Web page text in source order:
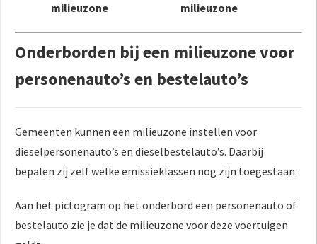
milieuzone
milieuzone
Onderborden bij een milieuzone voor
personenauto’s en bestelauto’s
Gemeenten kunnen een milieuzone instellen voor
dieselpersonenauto’s en dieselbestelauto’s. Daarbij
bepalen zij zelf welke emissieklassen nog zijn toegestaan.
Aan het pictogram op het onderbord een personenauto of
bestelauto zie je dat de milieuzone voor deze voertuigen